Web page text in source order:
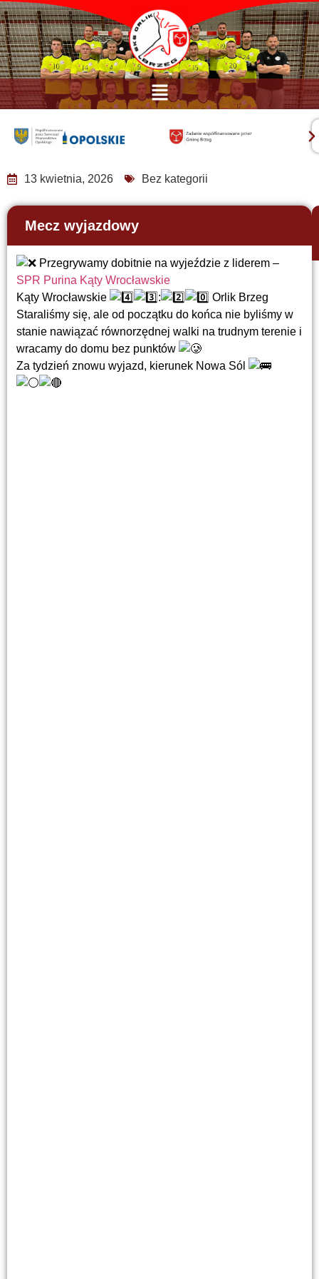
13 kwietnia, 2026 Bez kategorii
Mecz wyjazdowy
Przegrywamy dobitnie na wyjeździe z liderem –
SPR Purina Kąty Wrocławskie
Kąty Wrocławskie
:
Orlik Brzeg
Staraliśmy się, ale od początku do końca nie byliśmy w
stanie nawiązać równorzędnej walki na trudnym terenie i
wracamy do domu bez punktów
Za tydzień znowu wyjazd, kierunek Nowa Sól